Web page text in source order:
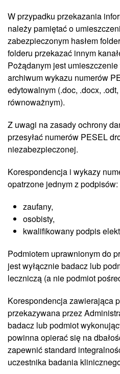
W przypadku przekazania
należy pamiętać o
zabezpieczonym hasłem
folderu przekazać innym
Pożądanym jest
archiwum wykazu numerów
edytowalnym (.doc, .docx,
równoważnym).
Z uwagi na zasady ochrony
przesyłać numerów PESEL
niezabezpieczonej.
Korespondencja i wykazy
opatrzone jednym z podpisów:
zaufany,
osobisty,
kwalifikowany podpis
Podmiotem uprawnionym do
jest wyłącznie badacz lub
leczniczą (a nie podmiot
Korespondencja zawierająca
przekazywana przez
badacz lub podmiot
powinna opierać się na
zapewnić standard
uczestnika badania